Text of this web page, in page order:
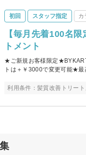
初回 スタッフ指定 カ
【毎月先着100名
トメント
★ご新規お客様限定
トは＋￥3000で変更可能★最
利用条件：髪質改善トリー